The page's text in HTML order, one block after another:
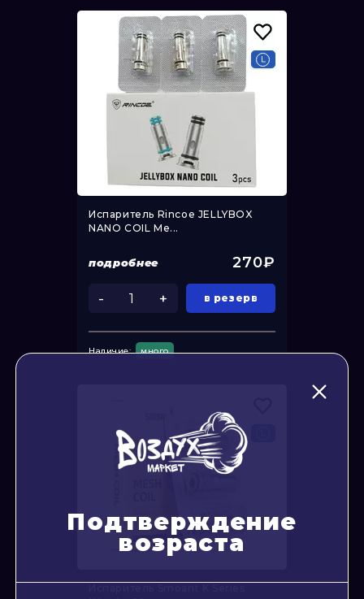
Испаритель Rincoe JELLYBOX
NANO COIL Me...
подробнее 270₽
- + в резерв
Наличие: много
Подтверждение
возраста